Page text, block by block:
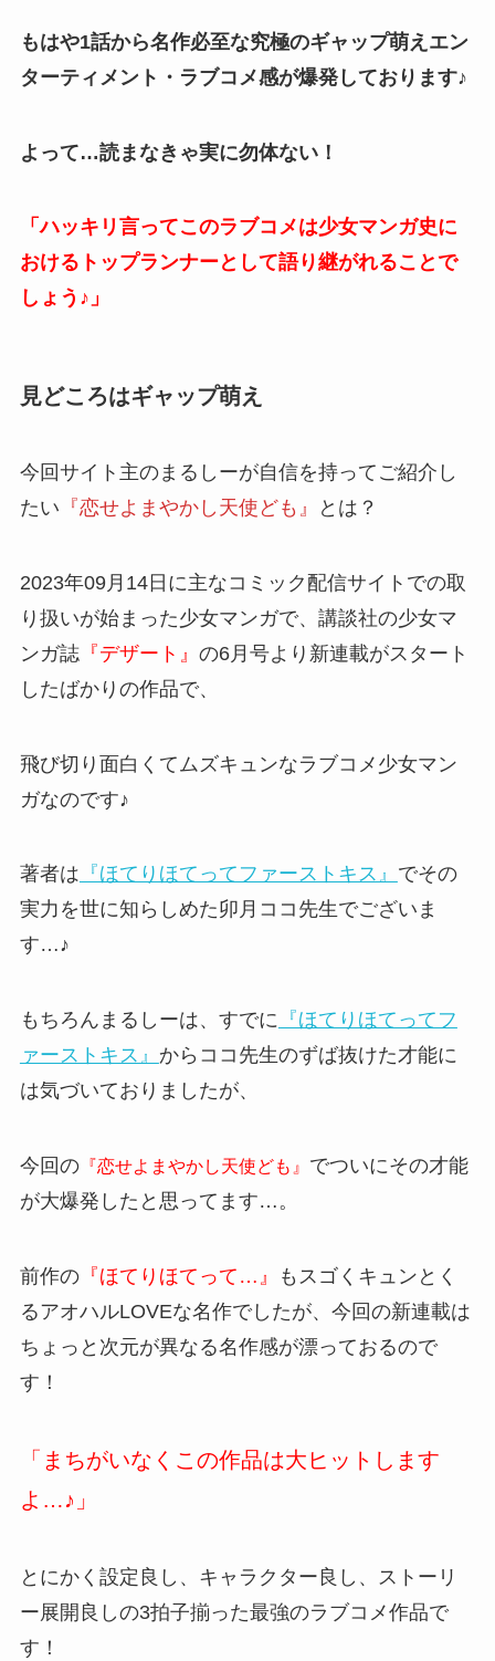
もはや1話から名作必至な究極のギャップ萌えエン
ターティメント・ラブコメ感が爆発しております♪
よって…読まなきゃ実に勿体ない！
「ハッキリ言ってこのラブコメは少女マンガ史に
おけるトップランナーとして語り継がれることで
しょう♪」
見どころはギャップ萌え
今回サイト主のまるしーが自信を持ってご紹介し
たい 『恋せよまやかし天使ども』 とは？
2023年09月14日に主なコミック配信サイトでの取
り扱いが始まった少女マンガで、講談社の少女マ
ンガ誌『デザート』 の6月号より新連載がスタート
したばかりの作品で、
飛び切り面白くてムズキュンなラブコメ少女マン
ガなのです♪
著者は 『ほてりほてってファーストキス』 でその
実力を世に知らしめた卯月ココ先生でございま
す…♪
もちろんまるしーは、すでに 『ほてりほてってフ
ァーストキス』 からココ先生のずば抜けた才能に
は気づいておりましたが、
今回の『恋せよまやかし天使ども』 でついにその才能
が大爆発したと思ってます…。
前作の『ほてりほてって…』
もスゴくキュンとく
るアオハルLOVEな名作でしたが、今回の新連載は
ちょっと次元が異なる名作感が漂っておるので
す！
「まちがいなくこの作品は大ヒットします
よ…♪」
とにかく設定良し、キャラクター良し、ストーリ
ー展開良しの3拍子揃った最強のラブコメ作品で
す！